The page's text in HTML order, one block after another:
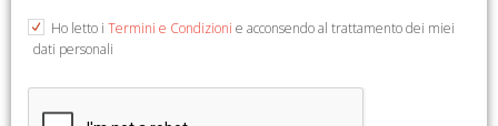
2000
Macerata, 2015; br., pp. 96.
Ho letto i Termini e Condizioni e acconsendo al trattamento dei miei
dati personali